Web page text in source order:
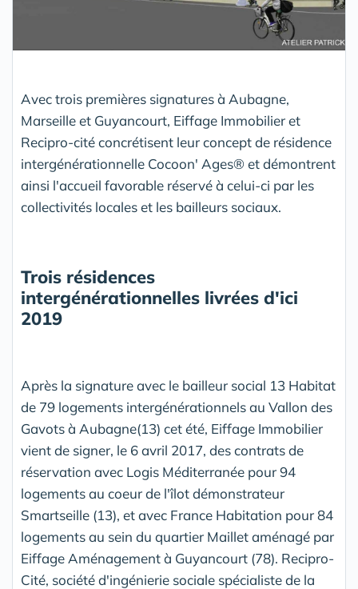
Avec trois premières signatures à Aubagne,
Marseille et Guyancourt, Eiffage Immobilier et
Recipro-cité concrétisent leur concept de résidence
intergénérationnelle Cocoon' Ages® et démontrent
ainsi l'accueil favorable réservé à celui-ci par les
collectivités locales et les bailleurs sociaux.
Trois résidences
intergénérationnelles livrées d'ici
2019
Après la signature avec le bailleur social 13 Habitat
de 79 logements intergénérationnels au Vallon des
Gavots à Aubagne(13) cet été, Eiffage Immobilier
vient de signer, le 6 avril 2017, des contrats de
réservation avec Logis Méditerranée pour 94
logements au coeur de l'îlot démonstrateur
Smartseille (13), et avec France Habitation pour 84
logements au sein du quartier Maillet aménagé par
Eiffage Aménagement à Guyancourt (78). Recipro-
Cité, société d'ingénierie sociale spécialiste de la